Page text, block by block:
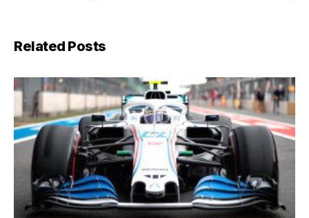
Related Posts